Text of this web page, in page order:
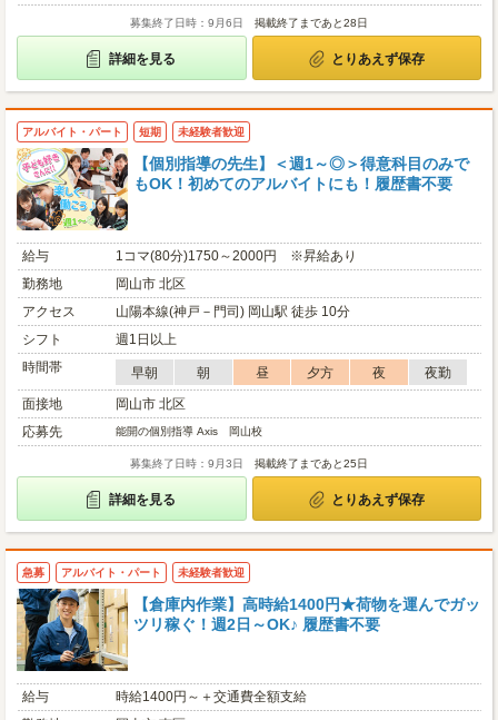
募集終了日時：9月6日 掲載終了まであと28日
詳細を見る とりあえず保存
アルバイト・パート 短期 未経験者歓迎
【個別指導の先生】＜週1～◎＞得意科目のみで
もOK！初めてのアルバイトにも！履歴書不要
給与
1コマ(80分)1750～2000円 ※昇給あり
勤務地
岡山市 北区
アクセス
山陽本線(神戸－門司) 岡山駅 徒歩 10分
シフト
週1日以上
時間帯
早朝 朝 昼 夕方 夜
夜勤
面接地
岡山市 北区
応募先
能開の個別指導 Axis 岡山校
募集終了日時：9月3日 掲載終了まであと25日
詳細を見る とりあえず保存
急募 アルバイト・パート 未経験者歓迎
【倉庫内作業】高時給1400円★荷物を運んでガッ
ツリ稼ぐ！週2日～OK♪ 履歴書不要
給与
時給1400円～＋交通費全額支給